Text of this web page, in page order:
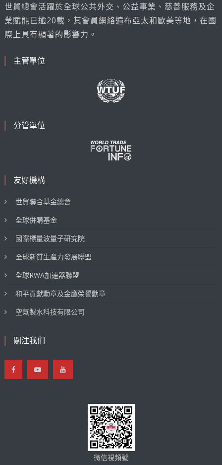
世貿總會活躍於全球公共外交、公益事業、慈善服務及企
業賦能已逾20載，其會員網絡遍布亞太和歐美等地，在國
際上具有顯著的影響力。
主管單位
分管單位
友好機構
世貿聯合基金總會
全球併購基金
國際標量波量子研究院
全球新質生產力發展聯盟
全球RWA加速器聯盟
和平貢獻勳章及金鷹榮譽勳章
空氣製水科技有限公司
關注我们
微信視頻號